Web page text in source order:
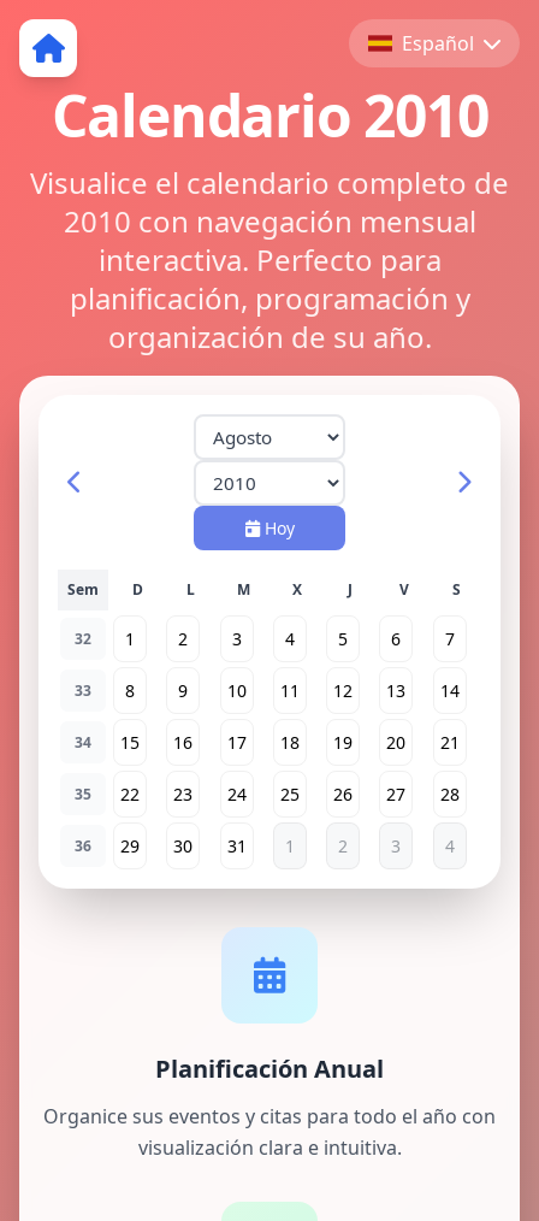
Español
Calendario 2010
Visualice el calendario completo de
2010 con navegación mensual
interactiva. Perfecto para
planificación, programación y
organización de su año.
Hoy
Sem
32 1 2 3 4 5 6 7
33 8 9 10 11 12 13 14
34 15 16 17 18 19 20 21
35 22 23 24 25 26 27 28
36 29 30 31 1 2 3 4
Planificación Anual
Organice sus eventos y citas para todo el año con
visualización clara e intuitiva.